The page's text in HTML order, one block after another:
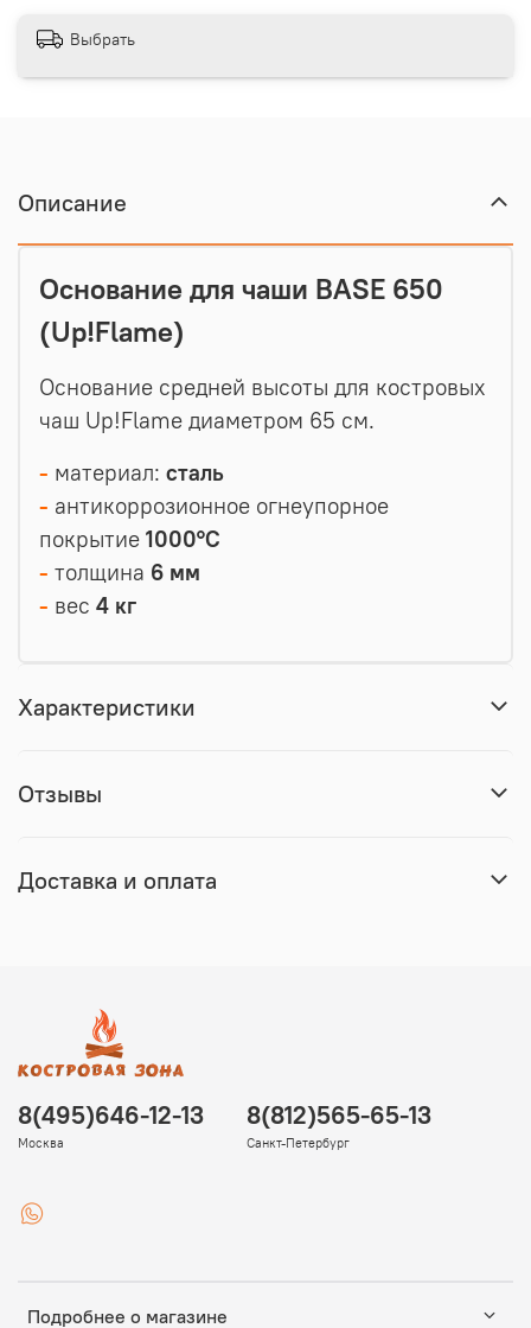
Выбрать
Описание
Основание для чаши BASE 650
(Up!Flame)
Основание средней высоты для костровых
чаш Up!Flame диаметром 65 см.
- материал: сталь
- антикоррозионное огнеупорное
покрытие 1000°С
- толщина 6 мм
- вес 4 кг
Характеристики
Отзывы
Доставка и оплата
Подробнее о магазине
8(495)646-12-13
Москва
8(812)565-65-13
Санкт-Петербург